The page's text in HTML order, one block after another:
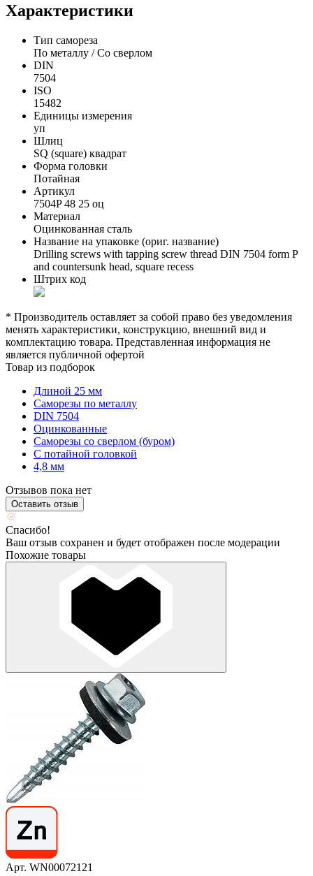
Характеристики
Тип самореза
По металлу / Со сверлом
DIN
7504
ISO
15482
Единицы измерения
уп
Шлиц
SQ (square) квадрат
Форма головки
Потайная
Артикул
7504P 48 25 оц
Материал
Оцинкованная сталь
Название на упаковке (ориг. название)
Drilling screws with tapping screw thread DIN 7504 form P
and countersunk head, square recess
Штрих код
* Производитель оставляет за собой право без уведомления
менять характеристики, конструкцию, внешний вид и
комплектацию товара. Представленная информация не
является публичной офертой
Товар из подборок
Длиной 25 мм
Саморезы по металлу
DIN 7504
Оцинкованные
Саморезы со сверлом (буром)
С потайной головкой
4,8 мм
Отзывов пока нет
Оставить отзыв
Спасибо!
Ваш отзыв сохранен и будет отображен после модерации
Похожие товары
Арт. WN00072121